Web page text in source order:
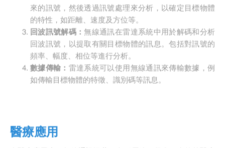
來的訊號，然後透過訊號處理來分析，以確定目標物體
的特性，如距離、速度及方位等。
回波訊號解碼：無線通訊在雷達系統中用於解碼和分析
回波訊號，以提取有關目標物體的訊息。包括對訊號的
頻率、幅度、相位等進行分析。
數據傳輸： 雷達系統可以使用無線通訊來傳輸數據，例
如傳輸目標物體的特徵、識別碼等訊息。
醫療應用